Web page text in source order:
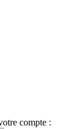
compte :